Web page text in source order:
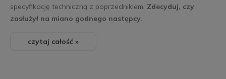
specyfikację techniczną z poprzednikiem. Zdecyduj, czy
zasłużył na miano godnego następcy.
czytaj całość »